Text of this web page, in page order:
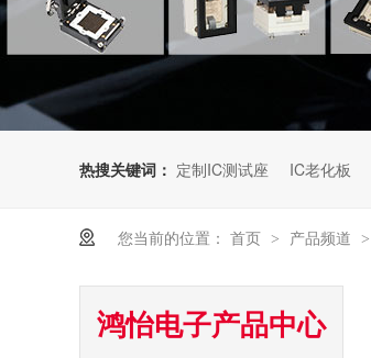
热搜关键词： 定制IC测试座 IC老化板
您当前的位置： 首页 > 产品频道 >
鸿怡电子产品中心